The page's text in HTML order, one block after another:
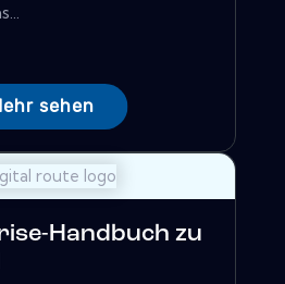
sehen
Handbuch zu